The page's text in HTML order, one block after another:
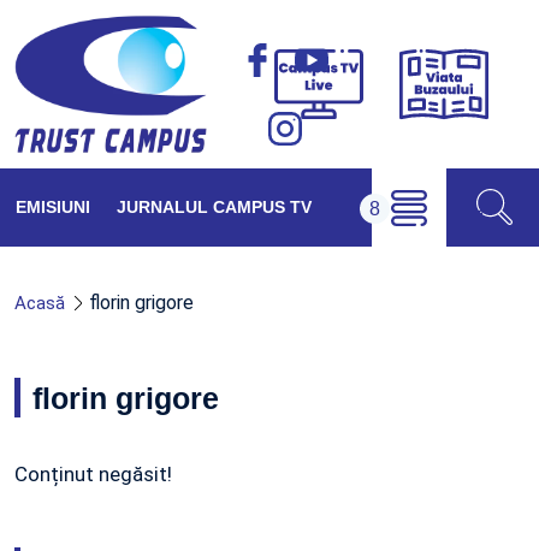
Campus
Viața
EMISIUNI JURNALUL CAMPUS TV
Acasă florin grigore
florin grigore
Conținut negăsit!